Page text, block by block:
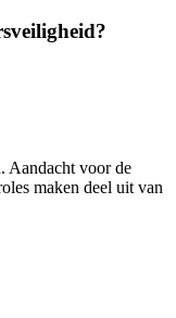
Aandacht voor de
maken deel uit van